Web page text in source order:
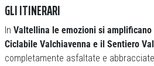
GLI ITINERARI
In Valtellina le emozioni si amplificano
Ciclabile Valchiavenna e il Sentiero
completamente asfaltate e